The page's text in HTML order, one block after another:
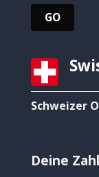
Schweizer
Deine